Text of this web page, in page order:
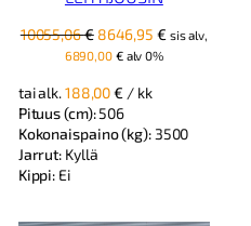
10055,06€ Alkuperäinen
hinta
10055,06 €.
8646,95 €Nykyinen
sis alv,
6890,00 €alv 0%
tai alk.188,00€ / kk
Pituus (cm):506
Kokonaispaino (kg): 3500
Jarrut: Kyllä
Kippi: Ei